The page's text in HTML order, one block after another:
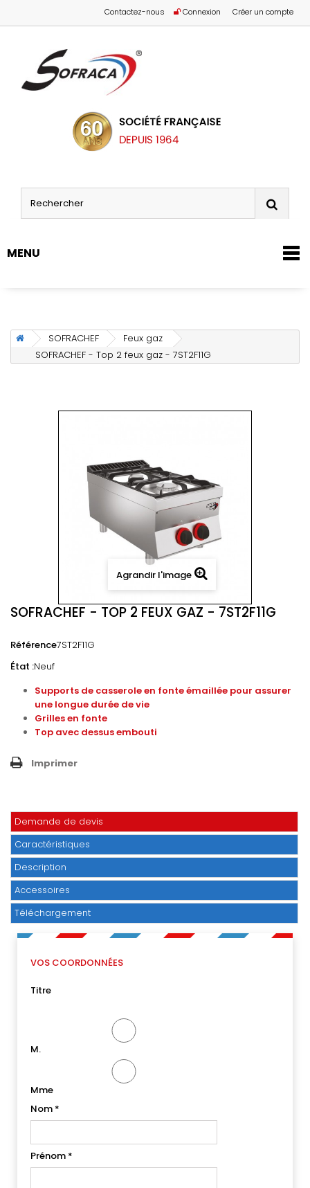
Créer un compte
Connexion
Contactez-nous
MENU
SOFRACHEF
Feux gaz
SOFRACHEF - Top 2 feux gaz - 7ST2F11G
Agrandir l'image
SOFRACHEF - TOP 2 FEUX GAZ - 7ST2F11G
Référence7ST2F11G
État :Neuf
Supports de casserole en fonte émaillée pour assurer
une longue durée de vie
Grilles en fonte
Top avec dessus embouti
Imprimer
Demande de devis
Caractéristiques
Description
Accessoires
Téléchargement
VOS COORDONNÉES
Titre
M.
Mme
Nom *
Prénom *